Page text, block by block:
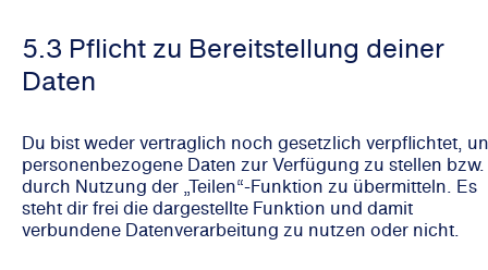
5.3 Pflicht zu Bereitstellung deiner
Daten
Du bist weder vertraglich noch gesetzlich verpflichtet,
personenbezogene Daten zur Verfügung zu stellen bzw.
durch Nutzung der „Teilen“-Funktion zu übermitteln. Es
steht dir frei die dargestellte Funktion und damit
verbundene Datenverarbeitung zu nutzen oder nicht.